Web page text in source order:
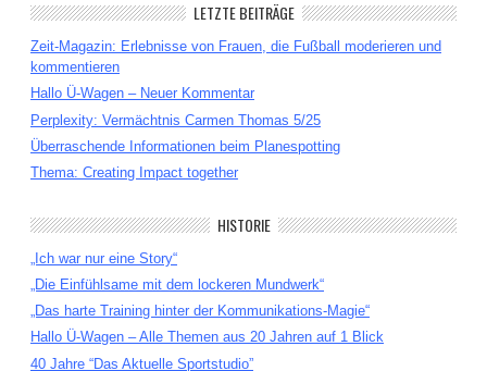
LETZTE BEITRÄGE
Zeit-Magazin: Erlebnisse von Frauen, die Fußball moderieren und
kommentieren
Hallo Ü-Wagen – Neuer Kommentar
Perplexity: Vermächtnis Carmen Thomas 5/25
Überraschende Informationen beim Planespotting
Thema: Creating Impact together
HISTORIE
„Ich war nur eine Story“
„Die Einfühlsame mit dem lockeren Mundwerk“
„Das harte Training hinter der Kommunikations-Magie“
Hallo Ü-Wagen – Alle Themen aus 20 Jahren auf 1 Blick
40 Jahre “Das Aktuelle Sportstudio”